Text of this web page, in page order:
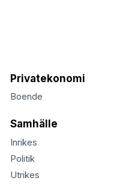
Privatekonomi
Boende
Samhälle
Inrikes
Politik
Utrikes